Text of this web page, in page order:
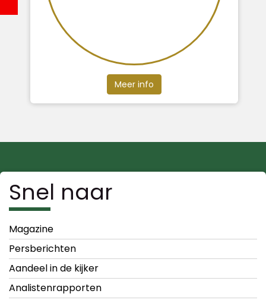
Meer info
Snel naar
Magazine
Persberichten
Aandeel in de kijker
Analistenrapporten